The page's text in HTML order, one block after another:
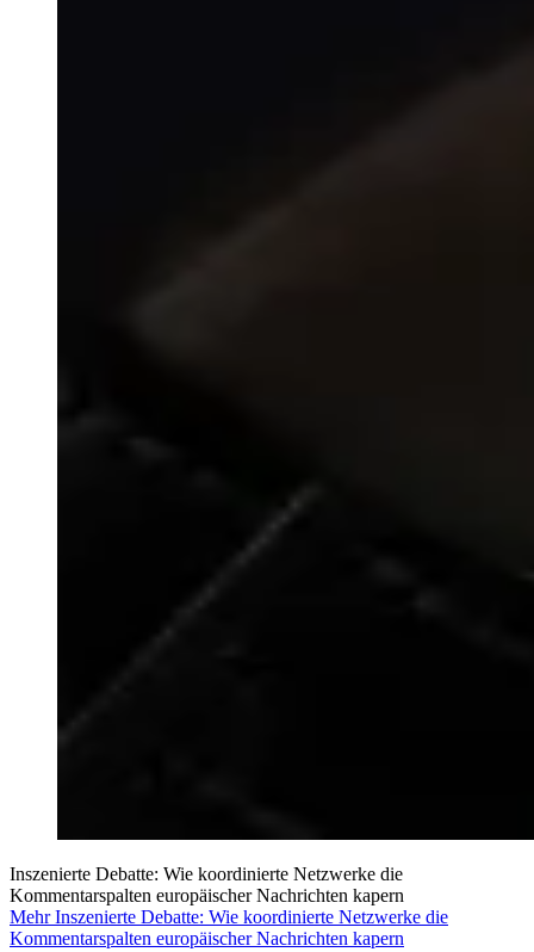
Inszenierte Debatte: Wie koordinierte Netzwerke die
Kommentarspalten europäischer Nachrichten kapern
Mehr Inszenierte Debatte: Wie koordinierte Netzwerke die
Kommentarspalten europäischer Nachrichten kapern